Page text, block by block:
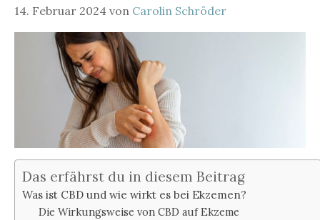
14. Februar 2024 von Carolin Schröder
Das erfährst du in diesem Beitrag
Was ist CBD und wie wirkt es bei Ekzemen?
Die Wirkungsweise von CBD auf Ekzeme